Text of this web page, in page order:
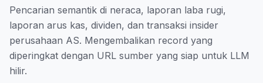
Pencarian semantik di neraca, laporan laba rugi,
laporan arus kas, dividen, dan transaksi insider
perusahaan AS. Mengembalikan record yang
diperingkat dengan URL sumber yang siap untuk LLM
hilir.